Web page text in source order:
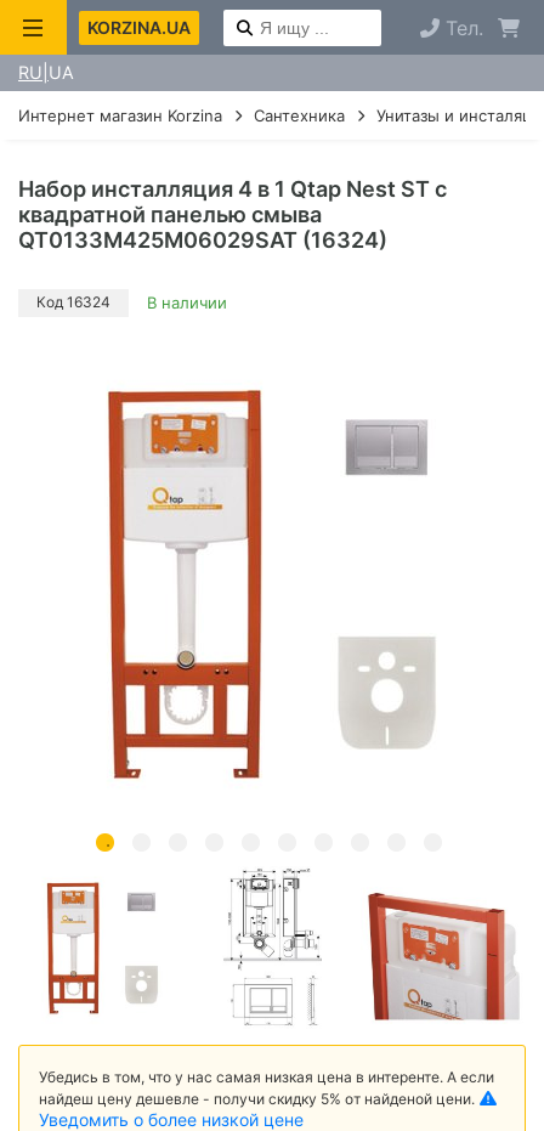
KORZINA.UA Тел.
RU UA
Интернет магазин Korzina Сантехника Унитазы и
Набор инсталляция 4 в 1 Qtap Nest ST с
квадратной панелью смыва
QT0133M425M06029SAT (16324)
Код 16324 В наличии
Убедись в том, что у нас самая низкая цена в интеренте. А если
найдеш цену дешевле - получи скидку 5% от найденой цени.
Уведомить о более низкой цене